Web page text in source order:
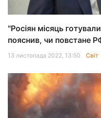
"Росіян місяць
пояснив, чи повстане
13 листопада 2022, 13:50 Світ